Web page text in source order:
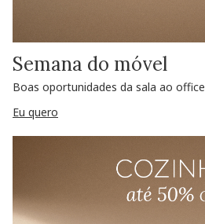
Semana do móvel
Boas oportunidades da sala ao office
Eu quero